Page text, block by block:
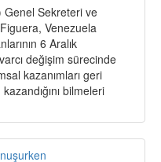
Genel Sekreteri ve
Venezuela
6 Aralık
değişim sürecinde
kazanımları geri
bilmeleri